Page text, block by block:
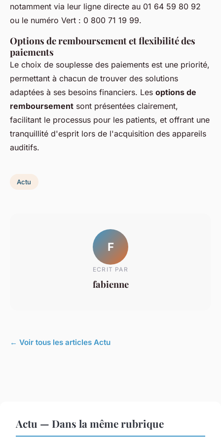
notamment via leur ligne directe au 01 64 59 80 92
ou le numéro Vert : 0 800 71 19 99.
Options de remboursement et flexibilité des
paiements
Le choix de souplesse des paiements est une priorité,
permettant à chacun de trouver des solutions
adaptées à ses besoins financiers. Les options de
remboursement sont présentées clairement,
facilitant le processus pour les patients, et offrant une
tranquillité d'esprit lors de l'acquisition des appareils
auditifs.
Actu
F
ECRIT PAR
fabienne
← Voir tous les articles Actu
Actu — Dans la même rubrique